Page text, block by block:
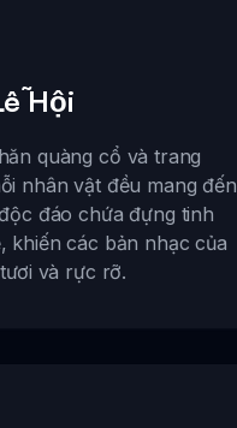
Hội
quàng cổ và trang
nhân vật đều mang đến
đáo chứa đựng tinh
khiến các bản nhạc của
và rực rỡ.